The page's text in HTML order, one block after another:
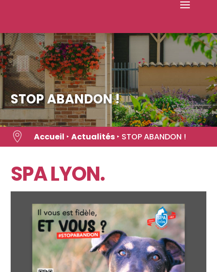
STOP ABANDON !
 Accueil ‣ Actualités‣ STOP ABANDON !
SPA LYON.